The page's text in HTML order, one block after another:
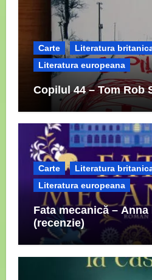
Carte
Literatura
Literatura europeana
Copilul 44 – Tom Rob
Carte
Literatura
Literatura europeana
Fata mecanică – Anna
(recenzie)